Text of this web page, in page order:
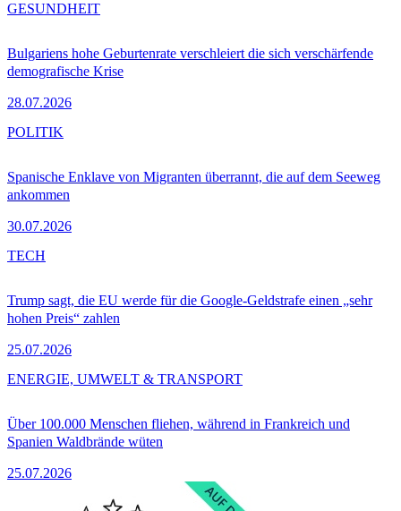
Bulgariens hohe Geburtenrate verschleiert die sich verschärfende
demografische Krise
28.07.2026
GESUNDHEIT
Spanische Enklave von Migranten überrannt, die auf dem Seeweg
ankommen
30.07.2026
POLITIK
Trump sagt, die EU werde für die Google-Geldstrafe einen „sehr
hohen Preis“ zahlen
25.07.2026
TECH
Über 100.000 Menschen fliehen, während in Frankreich und
Spanien Waldbrände wüten
25.07.2026
ENERGIE, UMWELT & TRANSPORT